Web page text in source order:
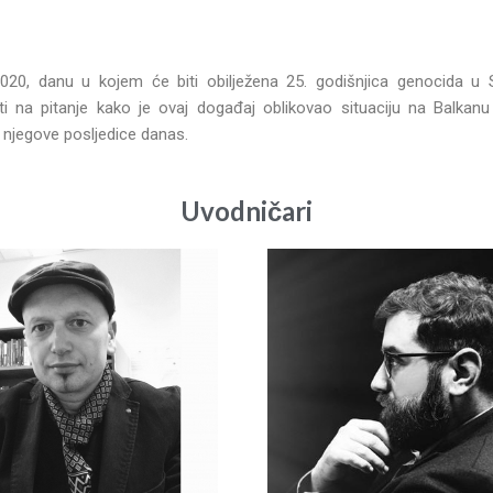
danu u kojem će biti obilježena 25. godišnjica genocida u
na pitanje kako je ovaj događaj oblikovao situaciju na
posljedice danas.
Uvodničari